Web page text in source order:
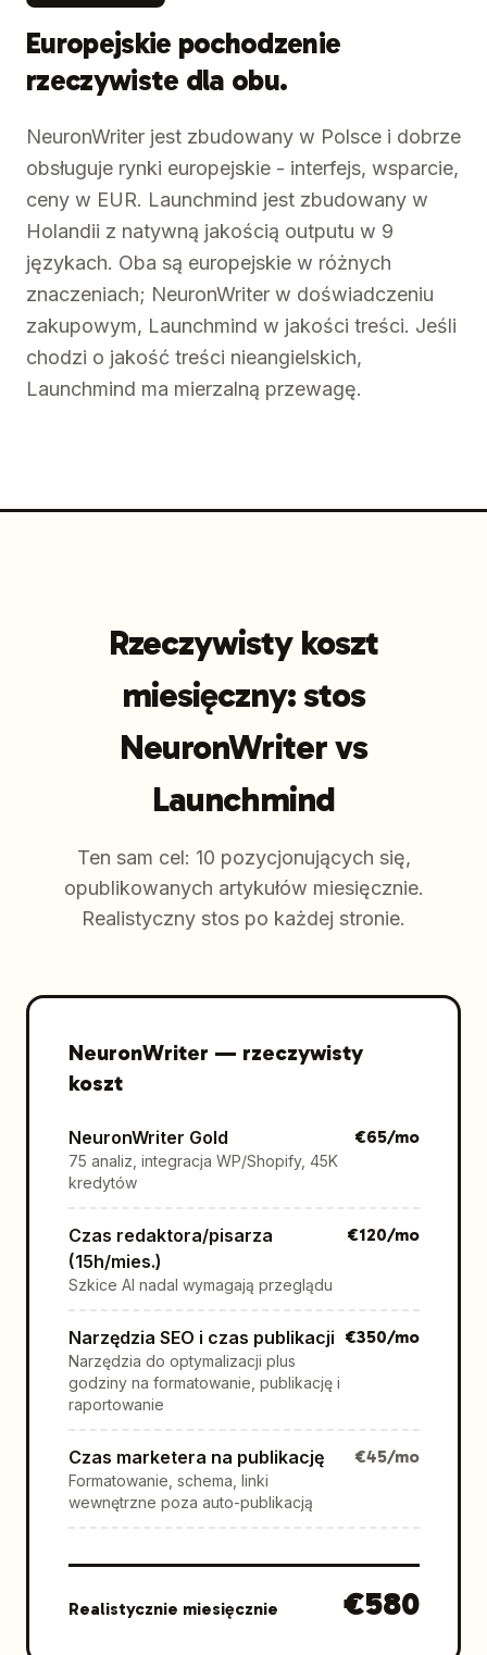
Europejskie pochodzenie
rzeczywiste dla obu.
NeuronWriter jest zbudowany w Polsce i dobrze
obsługuje rynki europejskie - interfejs, wsparcie,
ceny w EUR. Launchmind jest zbudowany w
Holandii z natywną jakością outputu w 9
językach. Oba są europejskie w różnych
znaczeniach; NeuronWriter w doświadczeniu
zakupowym, Launchmind w jakości treści. Jeśli
chodzi o jakość treści nieangielskich,
Launchmind ma mierzalną przewagę.
Rzeczywisty koszt
miesięczny: stos
NeuronWriter vs
Launchmind
Ten sam cel: 10 pozycjonujących się,
opublikowanych artykułów miesięcznie.
Realistyczny stos po każdej stronie.
NeuronWriter — rzeczywisty
koszt
NeuronWriter Gold
75 analiz, integracja WP/Shopify, 45K
kredytów
€65/mo
Czas redaktora/pisarza
(15h/mies.)
Szkice AI nadal wymagają przeglądu
€120/mo
Narzędzia SEO i czas publikacji
Narzędzia do optymalizacji plus
godziny na formatowanie, publikację i
raportowanie
€350/mo
Czas marketera na publikację
Formatowanie, schema, linki
wewnętrzne poza auto-publikacją
€45/mo
Realistycznie miesięcznie €580